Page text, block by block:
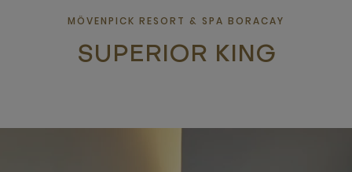
MÖVENPICK RESORT & SPA BORACAY
SUPERIOR KING